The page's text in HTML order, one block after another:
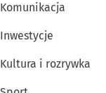
Komunikacja
Inwestycje
Kultura i rozrywka